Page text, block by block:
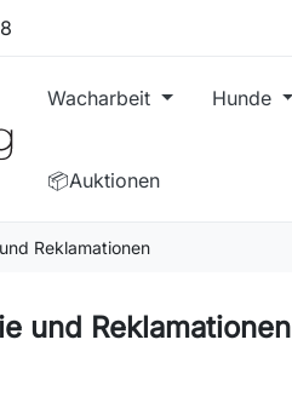
Wacharbeit Hunde
📦Auktionen
Reklamationen
und Reklamationen